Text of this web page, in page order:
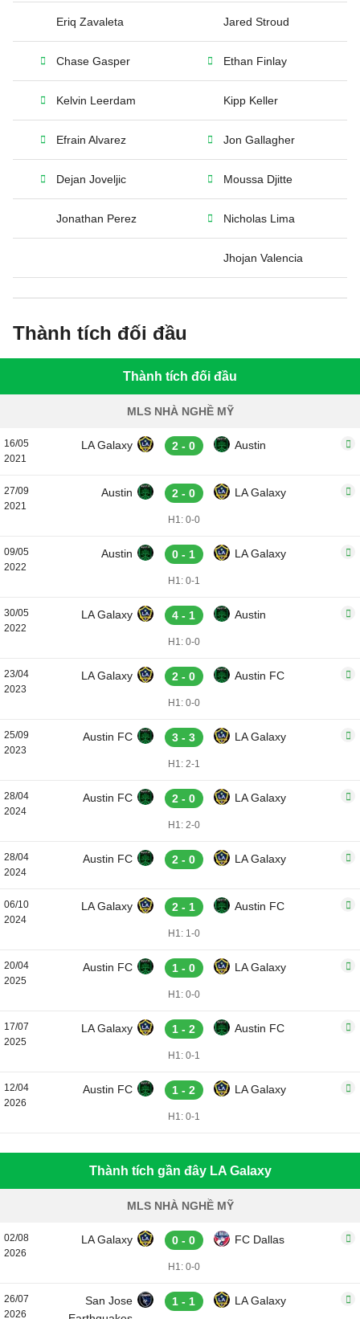
Eriq Zavaleta Jared Stroud
Chase Gasper Ethan Finlay
Kelvin Leerdam Kipp Keller
Efrain Alvarez Jon Gallagher
Dejan Joveljic Moussa Djitte
Jonathan Perez Nicholas Lima
Jhojan Valencia
Thành tích đối đầu
Thành tích đối đầu
MLS NHÀ NGHỀ MỸ
16/05
2021
LA Galaxy 2 - 0 Austin
27/09
2021
Austin 2 - 0 LA Galaxy
H1: 0-0
09/05
2022
Austin 0 - 1 LA Galaxy
H1: 0-1
30/05
2022
LA Galaxy 4 - 1 Austin
H1: 0-0
23/04
2023
LA Galaxy 2 - 0 Austin FC
H1: 0-0
25/09
2023
Austin FC 3 - 3 LA Galaxy
H1: 2-1
28/04
2024
Austin FC 2 - 0 LA Galaxy
H1: 2-0
28/04
2024
Austin FC 2 - 0 LA Galaxy
06/10
2024
LA Galaxy 2 - 1 Austin FC
H1: 1-0
20/04
2025
Austin FC 1 - 0 LA Galaxy
H1: 0-0
17/07
2025
LA Galaxy 1 - 2 Austin FC
H1: 0-1
12/04
2026
Austin FC 1 - 2 LA Galaxy
H1: 0-1
Thành tích gần đây LA Galaxy
MLS NHÀ NGHỀ MỸ
02/08
2026
LA Galaxy 0 - 0 FC Dallas
H1: 0-0
26/07
2026
San Jose
1 - 1 LA Galaxy